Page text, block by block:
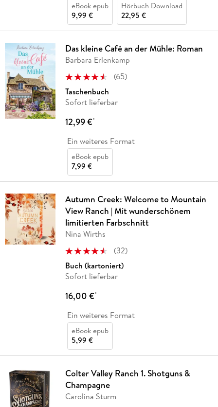
eBook epub
9,99 €
Hörbuch Download
22,95 €
Das kleine Café an der Mühle: Roman
Barbara Erlenkamp
(65)
Taschenbuch
Sofort lieferbar
12,99 €*
Ein weiteres Format
eBook epub
7,99 €
Autumn Creek: Welcome to Mountain
View Ranch | Mit wunderschönem
limitierten Farbschnitt
Nina Wirths
(32)
Buch (kartoniert)
Sofort lieferbar
16,00 €*
Ein weiteres Format
eBook epub
5,99 €
Colter Valley Ranch 1. Shotguns &
Champagne
Carolina Sturm